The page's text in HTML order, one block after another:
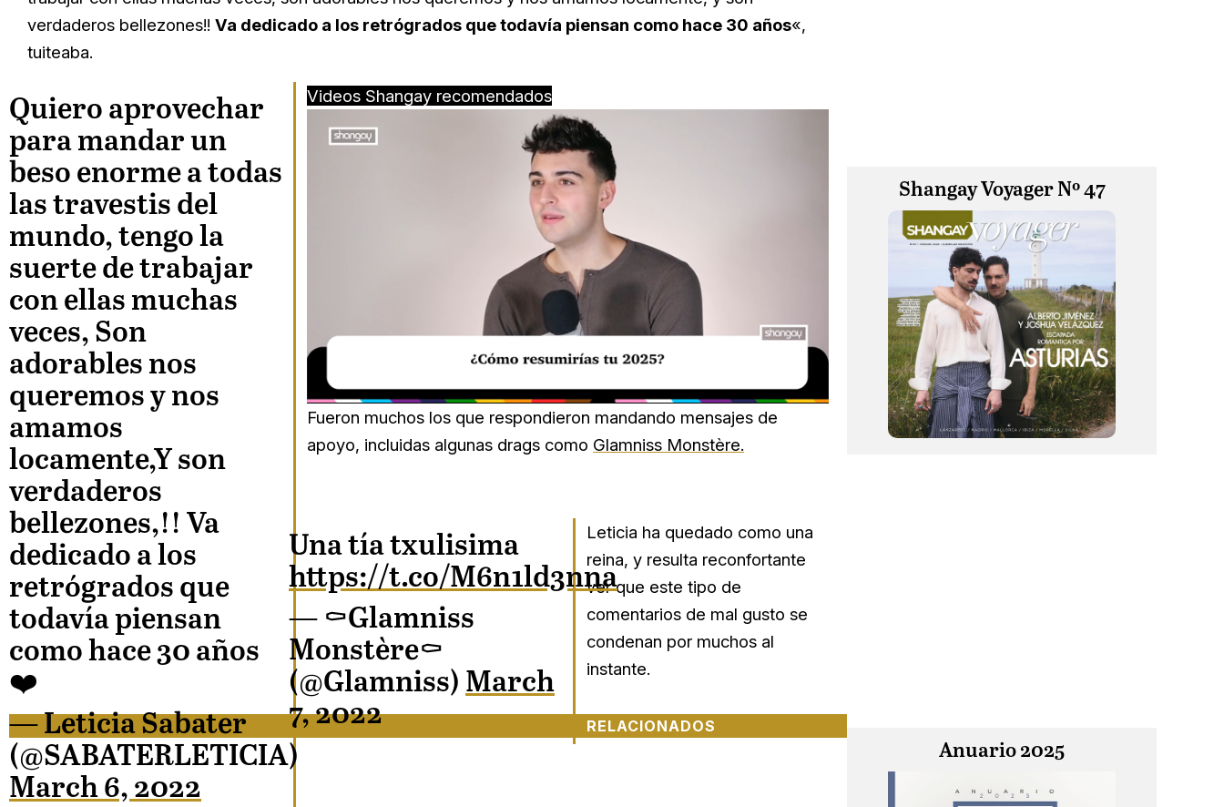
verdaderos bellezones!! Va dedicado a los retrógrados que todavía piensan como hace 30 años«,
tuiteaba.
Quiero aprovechar
para mandar un
beso enorme a todas
las travestis del
mundo, tengo la
suerte de trabajar
con ellas muchas
veces, Son
adorables nos
queremos y nos
amamos
locamente,Y son
verdaderos
bellezones,!! Va
dedicado a los
retrógrados que
todavía piensan
como hace 30 años
❤️
— Leticia Sabater
(@SABATERLETICIA)
March 6, 2022
Videos Shangay recomendados
Loaded:
29.95%
Fueron muchos los que respondieron mandando mensajes de
apoyo, incluidas algunas drags como Glamniss Monstère.
Una tía txulisima
https://t.co/M6n1ld3nna
— ⚰️Glamniss
Monstère⚰️
(@Glamniss) March
7, 2022
Leticia ha quedado como una
reina, y resulta reconfortante
ver que este tipo de
comentarios de mal gusto se
condenan por muchos al
instante.
RELACIONADOS
Shangay Voyager Nº 47
Anuario 2025